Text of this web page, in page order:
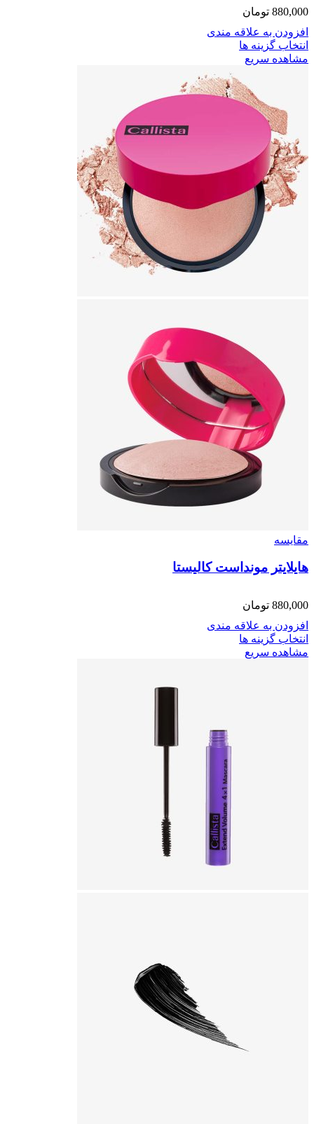
880,000 تومان
افزودن به علاقه مندی
انتخاب گزینه ها
مشاهده سریع
مقایسه
هایلایتر مونداست کالیستا
880,000 تومان
افزودن به علاقه مندی
انتخاب گزینه ها
مشاهده سریع